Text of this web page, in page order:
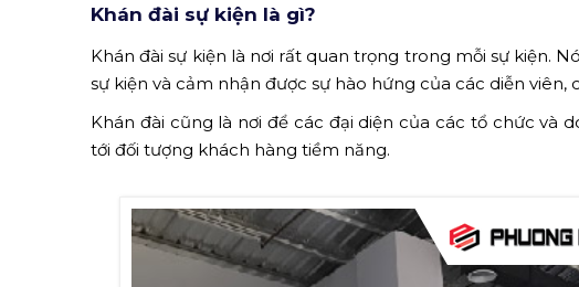
Khán đài sự kiện là gì?
Khán đài sự kiện là nơi rất quan trọng trong mỗi sự kiện.
sự kiện và cảm nhận được sự hào hứng của các diễn viên,
Khán đài cũng là nơi để các đại diện của các tổ chức và
tới đối tượng khách hàng tiềm năng.